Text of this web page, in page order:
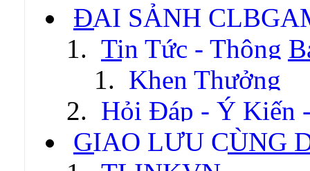
ĐẠI SẢNH
Tin Tức - Thông
Khen Thưởng
Hỏi Đáp - Ý Kiến
GIAO LƯU CÙNG